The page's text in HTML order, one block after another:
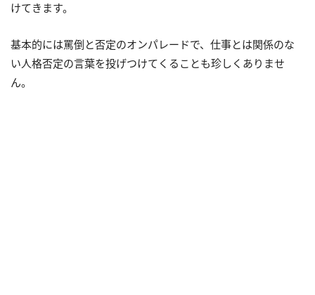
けてきます。
基本的には罵倒と否定のオンパレードで、仕事とは関係のな
い人格否定の言葉を投げつけてくることも珍しくありませ
ん。